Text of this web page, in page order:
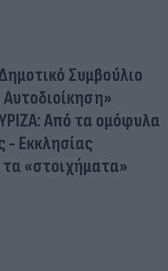
Συμβούλιο
Από τα ομόφυλα
- Εκκλησίας
τα «στοιχήματα»